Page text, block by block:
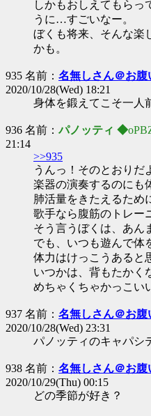
しかもおしえてもらっ
うに…すごいなー。
ぼくも将来、そんな楽
かも。
935 名前： 名無しさん＠お腹
2020/10/28(Wed) 18:21
身体を鍛えてこそ一人
936 名前：パノッティ ◆
21:14
>>935
うんっ！そのとおりだ
楽器の演奏するのにも
肺活量をきたえるため
歌手なら腹筋のトレー
そう言うぼくは、あん
でも、いつも遊んで体
体力はけっこうあると
いつかは、背もたかく
めちゃくちゃかっこい
937 名前： 名無しさん＠お腹
2020/10/28(Wed) 23:31
パノッティのキャパシ
938 名前： 名無しさん＠お腹
2020/10/29(Thu) 00:15
どの季節が好き？